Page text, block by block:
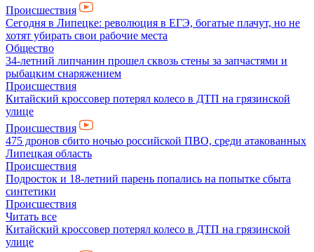
Происшествия
Сегодня в Липецке: революция в ЕГЭ, богатые плачут, но не
хотят убирать свои рабочие места
Общество
34-летний липчанин прошел сквозь стены за запчастями и
рыбацким снаряжением
Происшествия
Китайский кроссовер потерял колесо в ДТП на грязинской
улице
Происшествия
475 дронов сбито ночью российской ПВО, среди атакованных
Липецкая область
Происшествия
Подросток и 18-летний парень попались на попытке сбыта
синтетики
Происшествия
Читать все
Китайский кроссовер потерял колесо в ДТП на грязинской
улице